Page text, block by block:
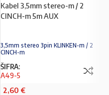
Kabel 3,5mm stereo-m / 2
CINCH-m 5m AUX
3,5mm stereo 3pin KLINKEN-m / 2
CINCH-m
ŠIFRA:
A49-5
2,60 €